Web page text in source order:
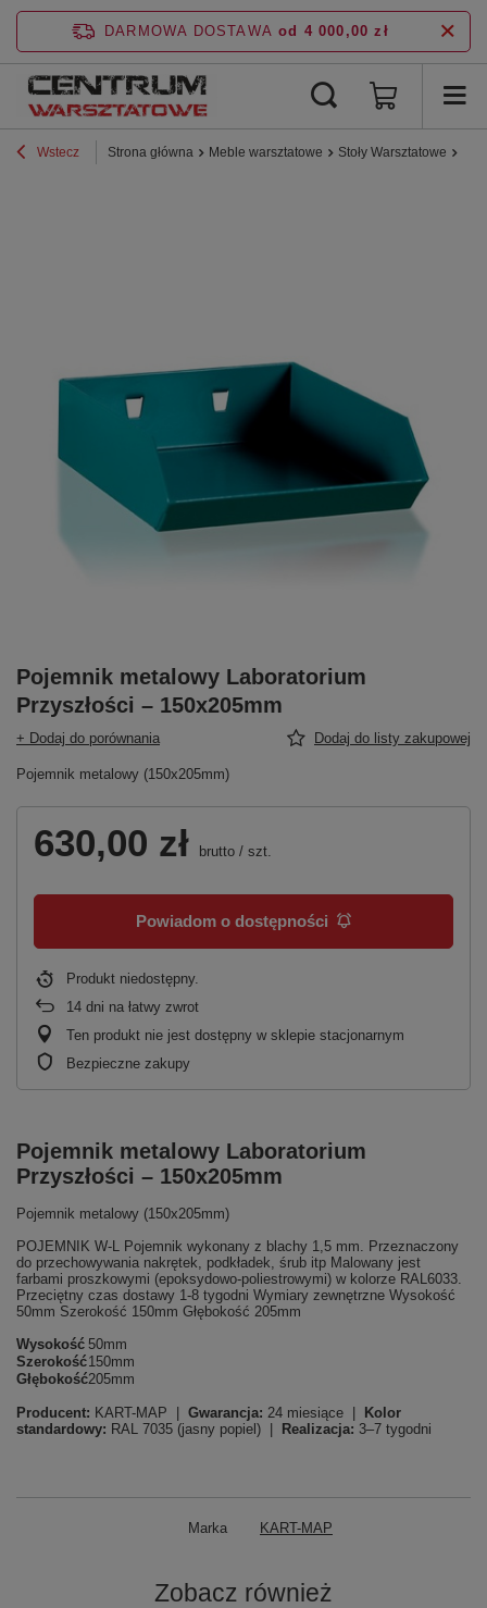
DARMOWA DOSTAWA od 4 000,00 zł
Wstecz Strona główna Meble warsztatowe Stoły Warsztatowe
Pojemnik metalowy Laboratorium
Przyszłości – 150x205mm
+ Dodaj do porównania Dodaj do listy zakupowej
Pojemnik metalowy (150x205mm)
630,00 zł brutto / szt.
Powiadom o dostępności
Produkt niedostępny
14 dni na łatwy zwrot
Ten produkt nie jest dostępny w sklepie stacjonarnym
Bezpieczne zakupy
Pojemnik metalowy Laboratorium
Przyszłości – 150x205mm
Pojemnik metalowy (150x205mm)
POJEMNIK W-L Pojemnik wykonany z blachy 1,5 mm. Przeznaczony
do przechowywania nakrętek, podkładek, śrub itp Malowany jest
farbami proszkowymi (epoksydowo-poliestrowymi) w kolorze RAL6033.
Przeciętny czas dostawy 1-8 tygodni Wymiary zewnętrzne Wysokość
50mm Szerokość 150mm Głębokość 205mm
Wysokość 50mm
Szerokość150mm
Głębokość205mm
Producent: KART-MAP | Gwarancja: 24 miesiące |
Kolor
standardowy: RAL 7035 (jasny popiel) | Realizacja: 3–7 tygodni
Marka KART-MAP
Zobacz również